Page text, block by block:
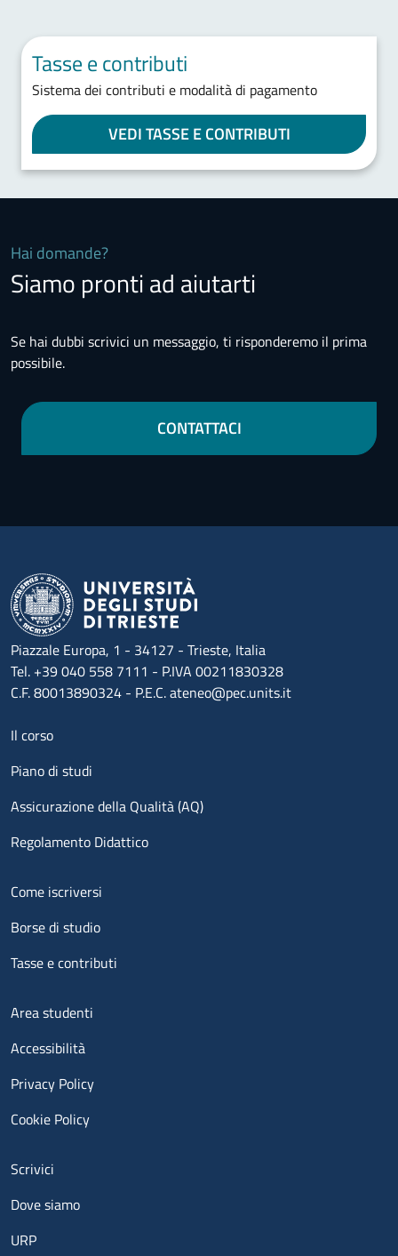
Tasse e contributi
Sistema dei contributi e modalità di pagamento
VEDI TASSE E CONTRIBUTI
Hai domande?
Siamo pronti ad aiutarti
Se hai dubbi scrivici un messaggio, ti risponderemo il prima
possibile.
CONTATTACI
Piazzale Europa, 1 - 34127 - Trieste, Italia
Tel. +39 040 558 7111 - P.IVA 00211830328
C.F. 80013890324 - P.E.C. ateneo@pec.units.it
Menu footer 1
Il corso
Piano di studi
Assicurazione della Qualità (AQ)
Regolamento Didattico
Menu footer 2
Come iscriversi
Borse di studio
Tasse e contributi
Menu footer 3
Area studenti
Accessibilità
Privacy Policy
Cookie Policy
Menu contatti
Scrivici
Dove siamo
URP